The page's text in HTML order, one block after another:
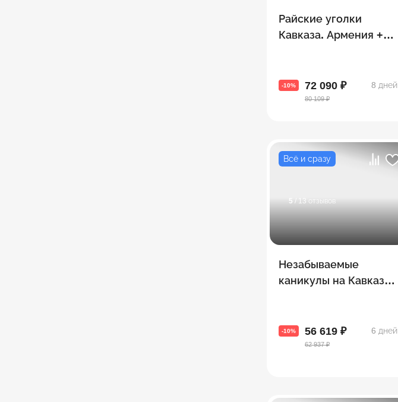
Райские уголки
Кавказа. Армения +
-10% 72 090 ₽
80 109 ₽
8 дней
Всё и сразу
5 / 13 отзывов
Незабываемые
каникулы на Кавказе.
-10% 56 619 ₽
62 937 ₽
6 дней